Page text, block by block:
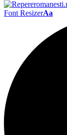
Font ResizerAa